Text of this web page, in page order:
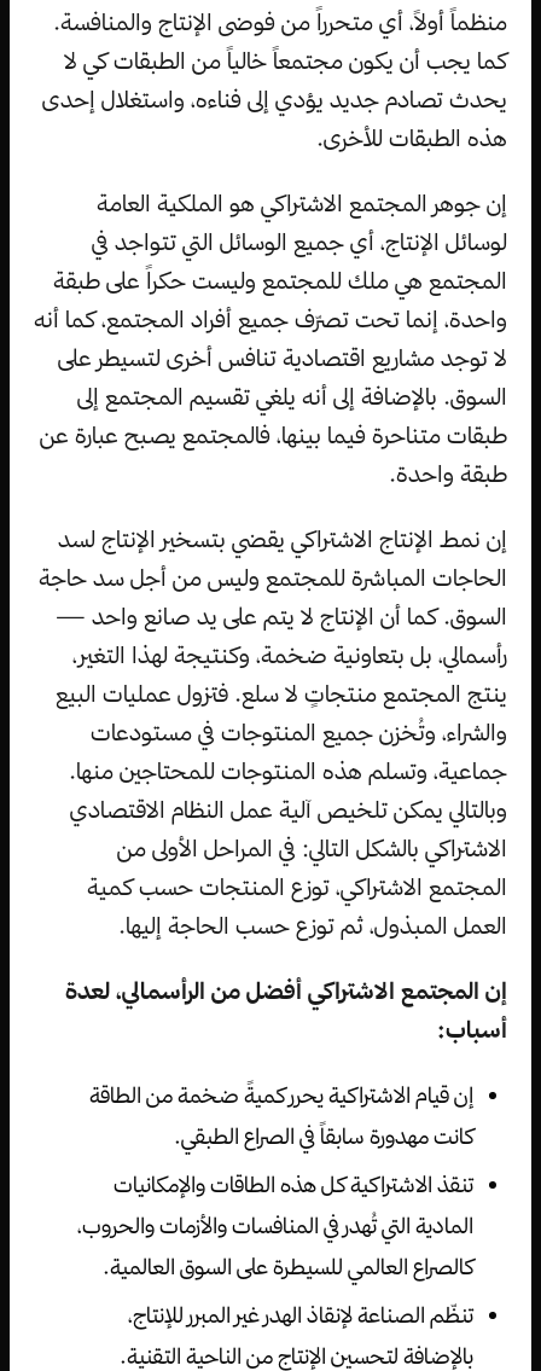
منظماً أولاً، أي متحرراً من فوضى الإنتاج والمنافسة.
كما يجب أن يكون مجتمعاً خالياً من الطبقات كي لا
يحدث تصادم جديد يؤدي إلى فناءه، واستغلال إحدى
هذه الطبقات للأخرى.
إن جوهر المجتمع الاشتراكي هو الملكية العامة
لوسائل الإنتاج، أي جميع الوسائل التي تتواجد في
المجتمع هي ملك للمجتمع وليست حكراً على طبقة
واحدة، إنما تحت تصرّف جميع أفراد المجتمع، كما أنه
لا توجد مشاريع اقتصادية تنافس أخرى لتسيطر على
السوق. بالإضافة إلى أنه يلغي تقسيم المجتمع إلى
طبقات متناحرة فيما بينها، فالمجتمع يصبح عبارة عن
طبقة واحدة.
إن نمط الإنتاج الاشتراكي يقضي بتسخير الإنتاج لسد
الحاجات المباشرة للمجتمع وليس من أجل سد حاجة
السوق. كما أن الإنتاج لا يتم على يد صانع واحد —
رأسمالي، بل بتعاونية ضخمة، وكنتيجة لهذا التغير،
ينتج المجتمع منتجاتٍ لا سلع. فتزول عمليات البيع
والشراء، وتُخزن جميع المنتوجات في مستودعات
جماعية، وتسلم هذه المنتوجات للمحتاجين منها.
وبالتالي يمكن تلخيص آلية عمل النظام الاقتصادي
الاشتراكي بالشكل التالي: في المراحل الأولى من
المجتمع الاشتراكي، توزع المنتجات حسب كمية
العمل المبذول، ثم توزع حسب الحاجة إليها.
إن المجتمع الاشتراكي أفضل من الرأسمالي، لعدة
أسباب:
إن قيام الاشتراكية يحرر كميةً ضخمة من الطاقة
كانت مهدورة سابقاً في الصراع الطبقي.
تنقذ الاشتراكية كل هذه الطاقات والإمكانيات
المادية التي تُهدر في المنافسات والأزمات والحروب،
كالصراع العالمي للسيطرة على السوق العالمية.
تنظّم الصناعة لإنقاذ الهدر غير المبرر للإنتاج،
بالإضافة لتحسين الإنتاج من الناحية التقنية.